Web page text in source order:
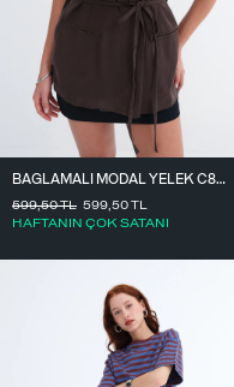
BAĞLAMALI MODAL YELEK C8021
599,50TL
HAFTANIN ÇOK SATANI
599,50TL